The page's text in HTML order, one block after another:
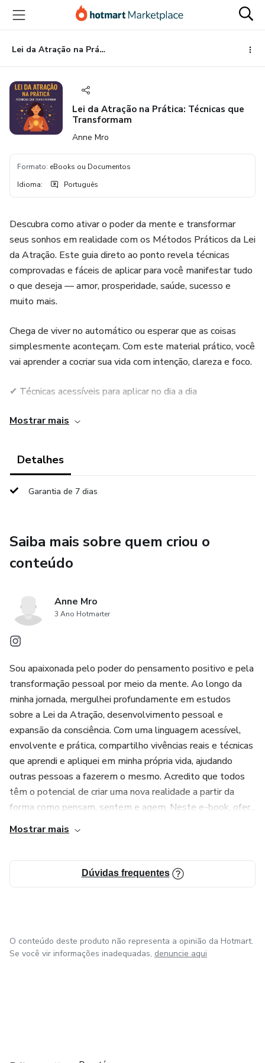
para
conteúdo
principal
para
pagamento
para
rodapé
Lei da Atração na Prática: Técnicas que Transformam
Lei da Atração na Prática: Técnicas que
Transformam
Anne Mro
Formato: eBooks ou Documentos
Idioma: Português
Descubra como ativar o poder da mente e transformar
seus sonhos em realidade com os Métodos Práticos da Lei
da Atração. Este guia direto ao ponto revela técnicas
comprovadas e fáceis de aplicar para você manifestar tudo
o que deseja — amor, prosperidade, saúde, sucesso e
muito mais.
Chega de viver no automático ou esperar que as coisas
simplesmente aconteçam. Com este material prático, você
vai aprender a cocriar sua vida com intenção, clareza e foco.
✔ Técnicas acessíveis para aplicar no dia a dia
✔ Passo a passo simples, mesmo para iniciantes
você realmente merece. O universo está pronto… e você?
Mostrar mais
Detalhes
Garantia de 7 dias
Saiba mais sobre quem criou o
conteúdo
Anne Mro
3 Ano Hotmarter
Sou apaixonada pelo poder do pensamento positivo e pela
transformação pessoal por meio da mente. Ao longo da
minha jornada, mergulhei profundamente em estudos
sobre a Lei da Atração, desenvolvimento pessoal e
expansão da consciência. Com uma linguagem acessível,
envolvente e prática, compartilho vivências reais e técnicas
que aprendi e apliquei em minha própria vida, ajudando
outras pessoas a fazerem o mesmo. Acredito que todos
têm o potencial de criar uma nova realidade a partir da
forma como pensam, sentem e agem. Neste e-book, ofer...
Mostrar mais
Dúvidas frequentes
O conteúdo deste produto não representa a opinião da Hotmart.
Se você vir informações inadequadas, denuncie aqui